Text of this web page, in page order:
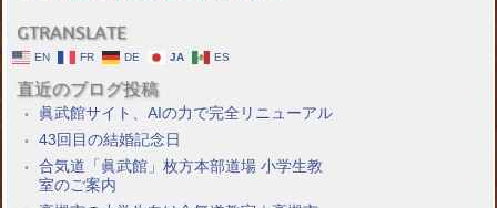
GTRANSLATE
EN FR DE JA ES
直近のブログ投稿
眞武館サイト、AIの力で完全リニューアル
43回目の結婚記念日
合気道「眞武館」枚方本部道場 小学生教
室のご案内